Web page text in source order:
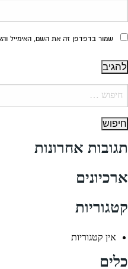
שמור בדפדפן זה את השם, האימייל
תגובות אחרונות
ארכיונים
קטגוריות
אין קטגוריות
כלים